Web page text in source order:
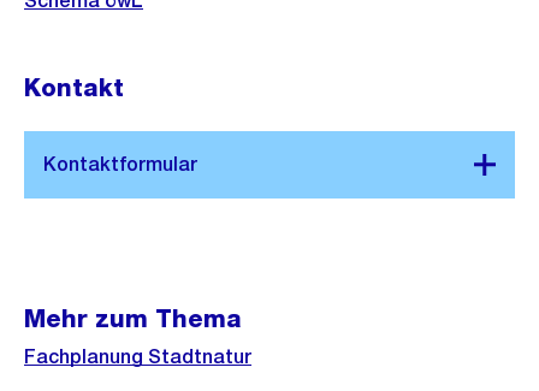
Kontakt
Mehr zum Thema
Fachplanung Stadtnatur